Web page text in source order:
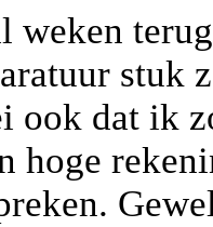
weken
stuk
ook dat ik
hoge